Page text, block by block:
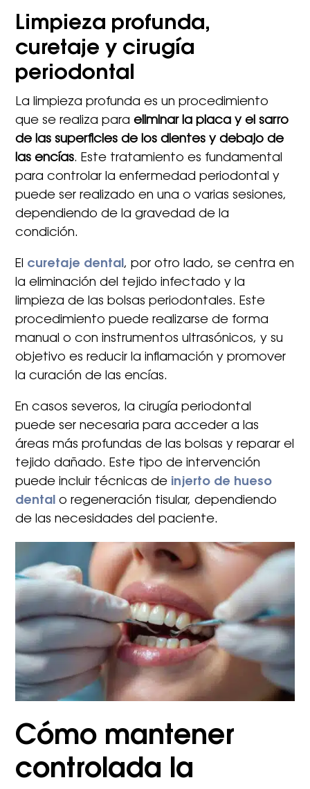
Limpieza profunda,
curetaje y cirugía
periodontal
La limpieza profunda es un procedimiento
que se realiza paraeliminar la placa y el sarro
de las superficies de los dientes y debajo de
las encías. Este tratamiento es fundamental
para controlar la enfermedad periodontal y
puede ser realizado en una o varias sesiones,
dependiendo de la gravedad de la
condición.
El curetaje dental, por otro lado, se centra en
la eliminación del tejido infectado y la
limpieza de las bolsas periodontales. Este
procedimiento puede realizarse de forma
manual o con instrumentos ultrasónicos, y su
objetivo es reducir la inflamación y promover
la curación de las encías.
En casos severos, la cirugía periodontal
puede ser necesaria para acceder a las
áreas más profundas de las bolsas y reparar el
tejido dañado. Este tipo de intervención
puede incluir técnicas de injerto de hueso
dental o regeneración tisular, dependiendo
de las necesidades del paciente.
Cómo mantener
controlada la